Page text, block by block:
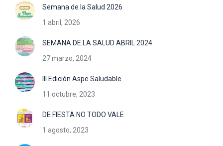
Semana de la Salud 2026
1 abril, 2026
SEMANA DE LA SALUD ABRIL 2024
27 marzo, 2024
III Edición Aspe Saludable
11 octubre, 2023
DE FIESTA NO TODO VALE
1 agosto, 2023